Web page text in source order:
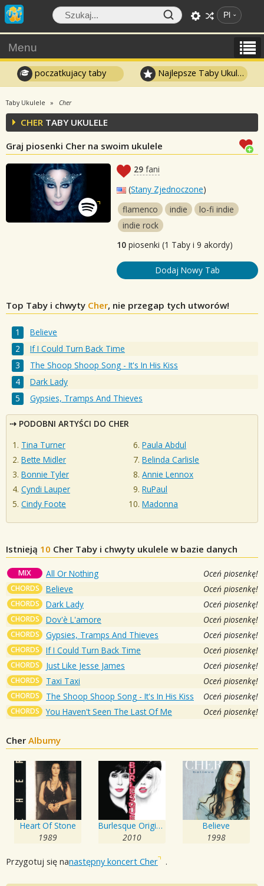
Pl
Menu
poczatkujacy taby Najlepsze Taby Ukulele
Taby Ukulele Cher
CHER TABY UKULELE
Graj piosenki Cher na swoim ukulele
29 fani
(Stany Zjednoczone)
flamenco
indie
lo-fi indie
indie rock
10 piosenki (1 Taby i 9 akordy)
Dodaj Nowy Tab
Top Taby i chwyty Cher, nie przegap tych utworów!
Believe
If I Could Turn Back Time
The Shoop Shoop Song - It's In His Kiss
Dark Lady
Gypsies, Tramps And Thieves
PODOBNI ARTYŚCI DO CHER
Tina Turner
Bette Midler
Bonnie Tyler
Cyndi Lauper
Cindy Foote
Paula Abdul
Belinda Carlisle
Annie Lennox
RuPaul
Madonna
Istnieją 10 Cher Taby i chwyty ukulele w bazie danych
MIX All Or Nothing Oceń piosenkę!
CHORDS Believe Oceń piosenkę!
CHORDS Dark Lady Oceń piosenkę!
CHORDS Dov'è L'amore Oceń piosenkę!
CHORDS Gypsies, Tramps And Thieves Oceń piosenkę!
CHORDS If I Could Turn Back Time Oceń piosenkę!
CHORDS Just Like Jesse James Oceń piosenkę!
CHORDS Taxi Taxi Oceń piosenkę!
CHORDS The Shoop Shoop Song - It's In His Kiss Oceń piosenkę!
CHORDS You Haven't Seen The Last Of Me Oceń piosenkę!
Cher Albumy
Heart Of Stone
1989
Burlesque Original Motion Picture Soundtrack
2010
Believe
1998
Przygotuj się nanastępny koncert Cher .